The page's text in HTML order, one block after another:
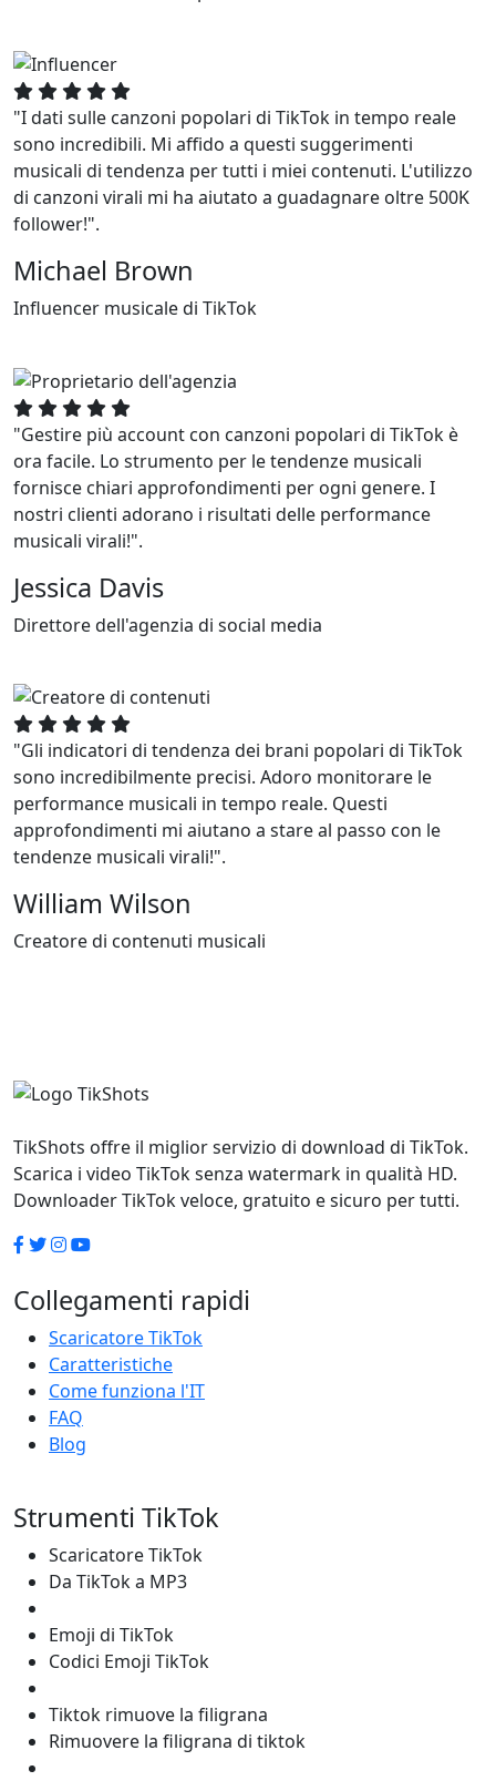
"I dati sulle canzoni popolari di TikTok in tempo reale
sono incredibili. Mi affido a questi suggerimenti
musicali di tendenza per tutti i miei contenuti. L'utilizzo
di canzoni virali mi ha aiutato a guadagnare oltre 500K
follower!".
Michael Brown
Influencer musicale di TikTok
"Gestire più account con canzoni popolari di TikTok è
ora facile. Lo strumento per le tendenze musicali
fornisce chiari approfondimenti per ogni genere. I
nostri clienti adorano i risultati delle performance
musicali virali!".
Jessica Davis
Direttore dell'agenzia di social media
"Gli indicatori di tendenza dei brani popolari di TikTok
sono incredibilmente precisi. Adoro monitorare le
performance musicali in tempo reale. Questi
approfondimenti mi aiutano a stare al passo con le
tendenze musicali virali!".
William Wilson
Creatore di contenuti musicali
TikShots offre il miglior servizio di download di TikTok.
Scarica i video TikTok senza watermark in qualità HD.
Downloader TikTok veloce, gratuito e sicuro per tutti.
Collegamenti rapidi
Scaricatore TikTok
Caratteristiche
Come funziona l'IT
FAQ
Blog
Strumenti TikTok
Scaricatore TikTok
Da TikTok a MP3
Emoji di TikTok
Codici Emoji TikTok
Tiktok rimuove la filigrana
Rimuovere la filigrana di tiktok